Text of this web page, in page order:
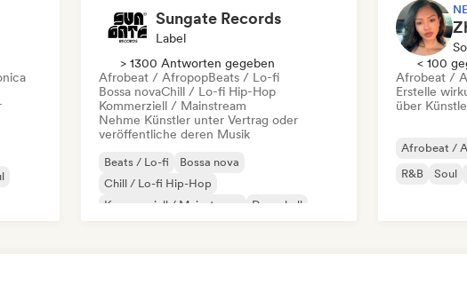
Sungate Records
Label
> 1300 Antworten gegeben
Afrobeat / AfropopBeats / Lo-fi
Bossa novaChill / Lo-fi Hip-Hop
Kommerziell / Mainstream
Nehme Künstler unter Vertrag oder
veröffentliche deren Musik
Beats / Lo-fi
Bossa nova
Chill / Lo-fi Hip-Hop
Kommerziell / Mainstream
Dancehall
< 100
Afrobeat /
Erstelle
über
Afrobeat /
R&B
Soul